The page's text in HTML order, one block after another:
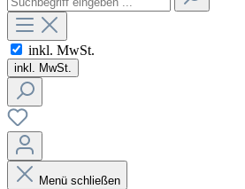
inkl. MwSt.
inkl. MwSt.
Menü schließen